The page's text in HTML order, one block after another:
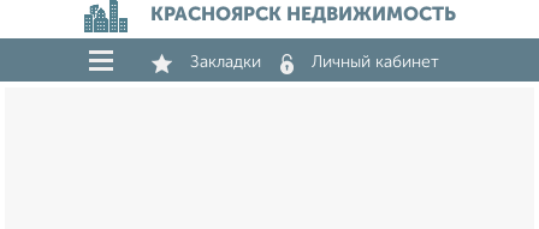
КРАСНОЯРСК НЕДВИЖИМОСТЬ
Закладки Личный кабинет